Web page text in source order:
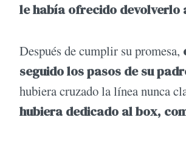
le había ofrecido devolverlo
Después de cumplir su promesa,
seguido los pasos de su
hubiera cruzado la línea nunca
hubiera dedicado al box,